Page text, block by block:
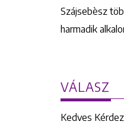
Szájsebèsz
harmadik
VÁLASZ
Kedves